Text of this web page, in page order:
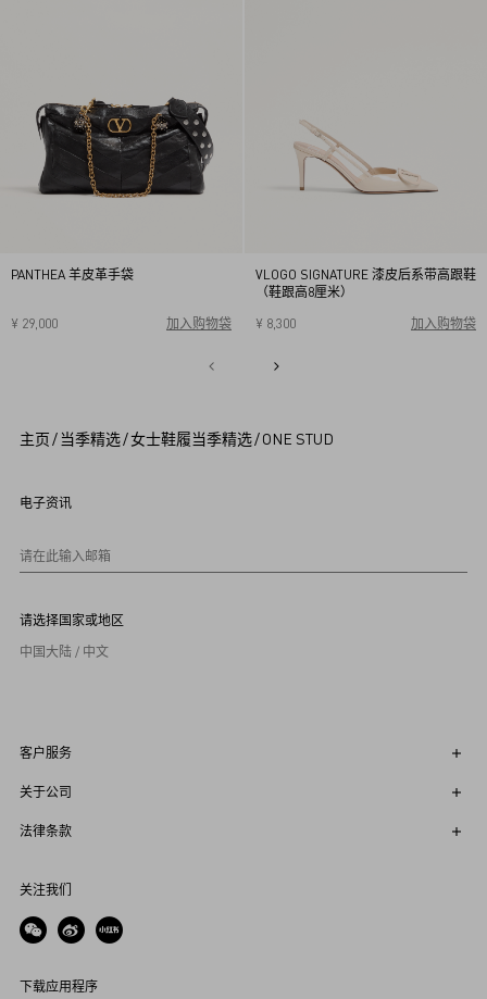
PANTHEA 羊皮革手袋
¥ 29,000 加入购物袋 34
36
39
VLOGO SIGNATURE 漆皮后系带高跟鞋
（鞋跟高8厘米）
¥ 8,300
加入购物袋
5
6
主页/ 当季精选/女士鞋履当季精选/ONE STUD
电子资讯
请在此输入邮箱
请选择国家或地区
中国大陆 / 中文
客户服务
关于公司
法律条款
关注我们
下载应用程序